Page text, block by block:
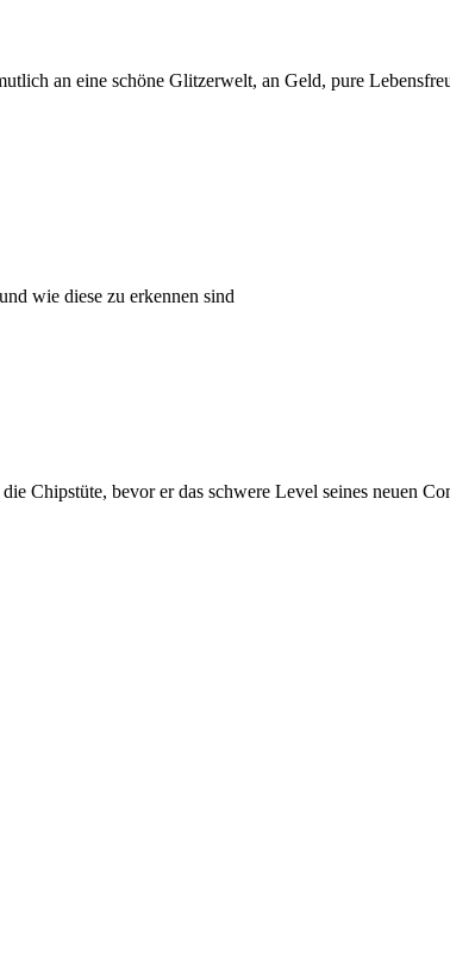
an eine schöne Glitzerwelt, an Geld, pure
wie diese zu erkennen sind
Chipstüte, bevor er das schwere Level seines neuen